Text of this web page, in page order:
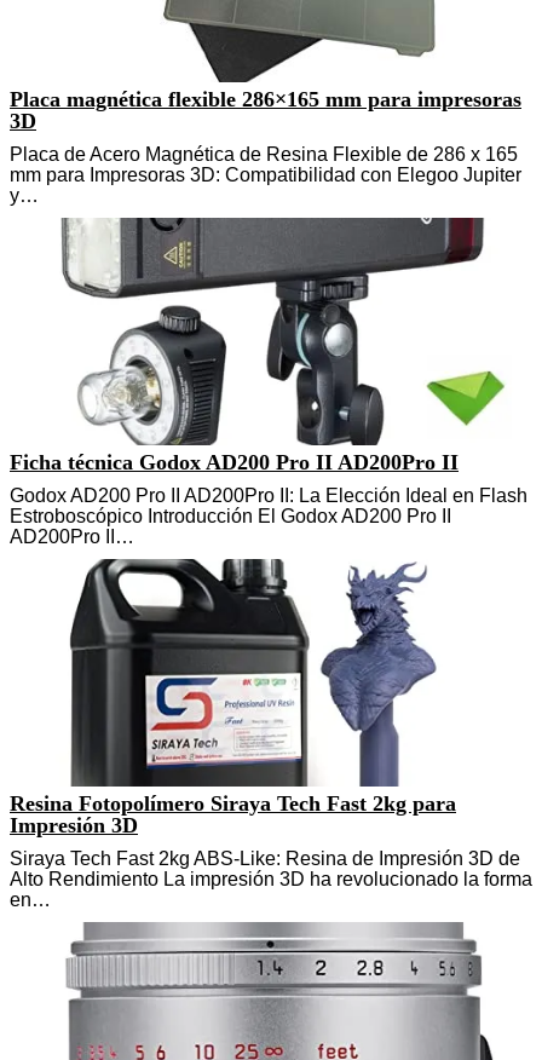
Placa magnética flexible 286×165 mm para impresoras
3D
Placa de Acero Magnética de Resina Flexible de 286 x 165
mm para Impresoras 3D: Compatibilidad con Elegoo Jupiter
y…
Ficha técnica Godox AD200 Pro II AD200Pro II
Godox AD200 Pro II AD200Pro II: La Elección Ideal en Flash
Estroboscópico Introducción El Godox AD200 Pro II
AD200Pro II…
Resina Fotopolímero Siraya Tech Fast 2kg para
Impresión 3D
Siraya Tech Fast 2kg ABS-Like: Resina de Impresión 3D de
Alto Rendimiento La impresión 3D ha revolucionado la forma
en…